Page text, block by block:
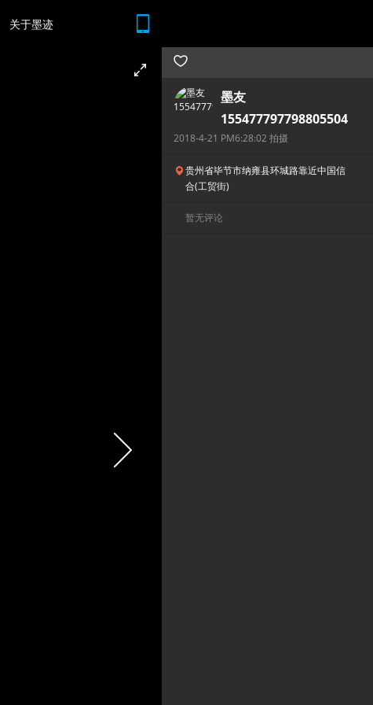
关于墨迹
墨友
155477797798805504
2018-4-21 PM6:28:02 拍摄
贵州省毕节市纳雍县环城路靠近中国信
合(工贸街)
暂无评论